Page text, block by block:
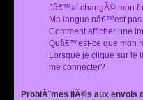
Jâ€™ai changÃ© mon
Ma langue nâ€™est pas
Comment afficher une
Quâ€™est-ce que mon
Lorsque je clique sur le
me connecter?
ProblÃ¨mes liÃ©s aux envois